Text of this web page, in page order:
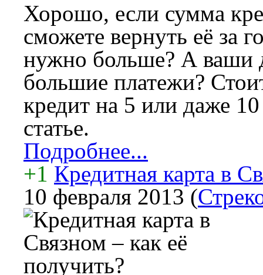
Хорошо, если сумма
сможете вернуть её за
нужно больше? А ваши
большие платежи?
кредит на 5 или даже
статье.
Подробнее...
+1 Кредитная карта в
10 февраля 2013 (